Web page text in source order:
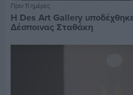
Πριν 11 ημέρες
Η Des Art Gallery
Δέσποινας Σταθάκη